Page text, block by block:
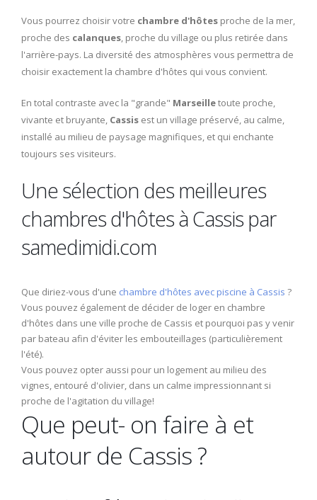
Vous pourrez choisir votre chambre d'hôtes proche de la mer,
proche des calanques , proche du village ou plus retirée dans
l'arrière-pays. La diversité des atmosphères vous permettra de
choisir exactement la chambre d'hôtes qui vous convient.
En total contraste avec la "grande" Marseilletoute proche,
vivante et bruyante, Cassis est un village préservé, au calme,
installé au milieu de paysage magnifiques, et qui enchante
toujours ses visiteurs.
Une sélection des meilleures
chambres d'hôtes à Cassis par
samedimidi.com
Que diriez-vous d'une chambre d'hôtes avec piscine à Cassis ?
Vous pouvez également de décider de loger en chambre
d'hôtes dans une ville proche de Cassis et pourquoi pas y venir
par bateau afin d'éviter les embouteillages (particulièrement
l'été).
Vous pouvez opter aussi pour un logement au milieu des
vignes, entouré d'olivier, dans un calme impressionnant si
proche de l'agitation du village!
Que peut- on faire à et
autour de Cassis ?